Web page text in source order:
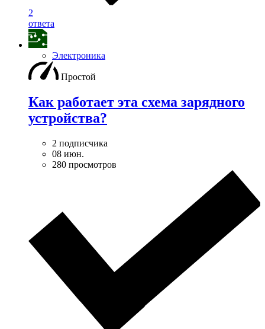
2
ответа
Электроника
Простой
Как работает эта схема зарядного
устройства?
2 подписчика
08 июн.
280 просмотров